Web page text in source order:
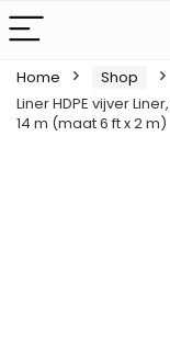
Home Shop
Liner HDPE vijver
14 m (maat 6 ft x 2 m)